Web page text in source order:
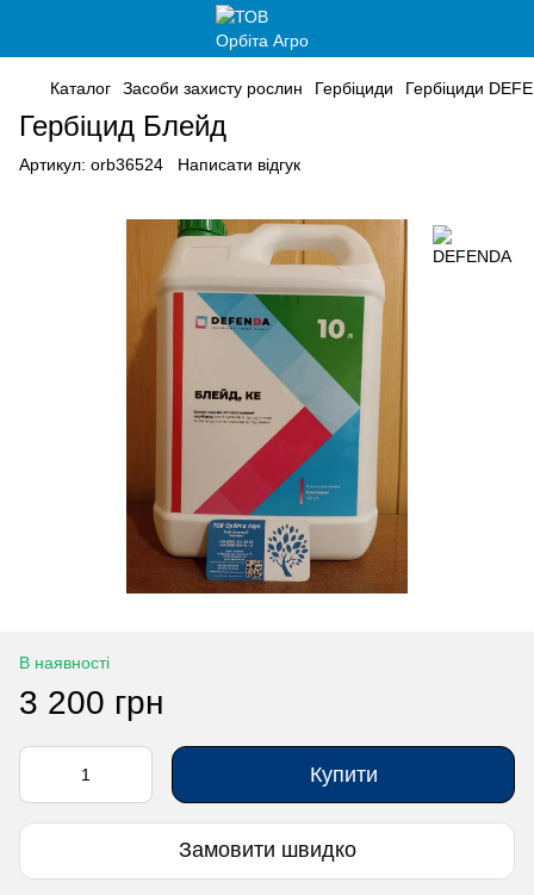
Каталог Засоби захисту рослин Гербіциди Гербіциди
Гербіцид Блейд
Артикул: orb36524 Написати відгук
В наявності
3 200 грн
Купити
Замовити швидко